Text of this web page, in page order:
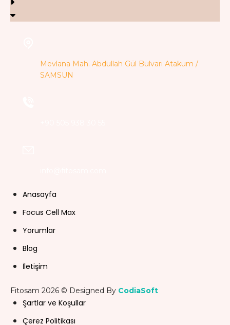
Mevlana Mah. Abdullah Gül Bulvarı Atakum /
SAMSUN
Anasayfa
Focus Cell Max
Yorumlar
Blog
İletişim
Fitosam 2026 © Designed By CodiaSoft
Şartlar ve Koşullar
Çerez Politikası